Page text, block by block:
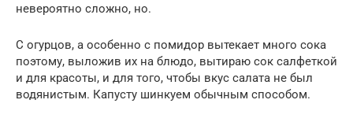
невероятно сложно, но.
С огурцов, а особенно с помидор вытекает много сока
поэтому, выложив их на блюдо, вытираю сок салфеткой
и для красоты, и для того, чтобы вкус салата не был
водянистым. Капусту шинкуем обычным способом.